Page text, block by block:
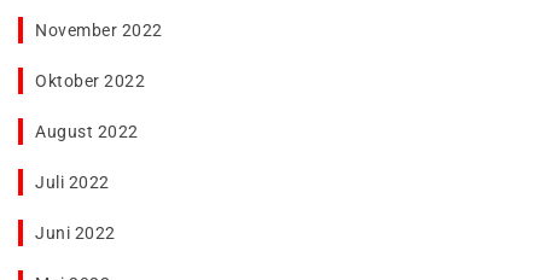
November 2022
Oktober 2022
August 2022
Juli 2022
Juni 2022